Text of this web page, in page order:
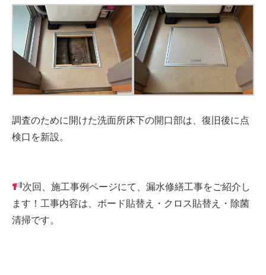
調査のために開けた洗面所床下の開口部は、復旧後に点
検口を新設。
次回、施工事例ページにて、漏水修繕工事をご紹介し
ます！ 工事内容は、 ボード貼替え・クロス貼替え・除菌
清掃です。